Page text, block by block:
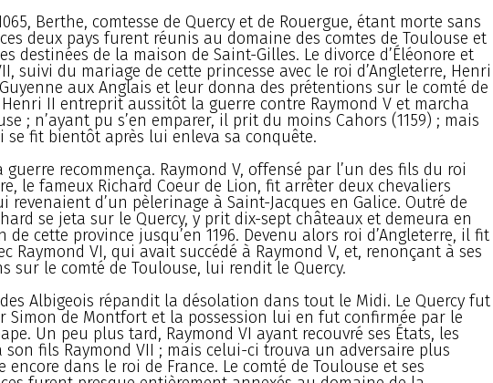
Berthe, comtesse de Quercy et de Rouergue, étant morte sans
deux pays furent réunis au domaine des comtes de Toulouse et
destinées de la maison de Saint-Gilles. Le divorce d’Éléonore et
suivi du mariage de cette princesse avec le roi d’Angleterre, Henri
aux Anglais et leur donna des prétentions sur le comté de
II entreprit aussitôt la guerre contre Raymond V et marcha
; n’ayant pu s’en emparer, il prit du moins Cahors (1159) ; mais
se fit bientôt après lui enleva sa conquête.
guerre recommença. Raymond V, offensé par l’un des fils du roi
le fameux Richard Coeur de Lion, fit arrêter deux chevaliers
revenaient d’un pèlerinage à Saint-Jacques en Galice. Outré de
se jeta sur le Quercy, y prit dix-sept châteaux et demeura en
de cette province jusqu’en 1196. Devenu alors roi d’Angleterre, il fit
Raymond VI, qui avait succédé à Raymond V, et, renonçant à ses
sur le comté de Toulouse, lui rendit le Quercy.
Albigeois répandit la désolation dans tout le Midi. Le Quercy fut
Simon de Montfort et la possession lui en fut confirmée par le
Un peu plus tard, Raymond VI ayant recouvré ses États, les
fils Raymond VII ; mais celui-ci trouva un adversaire plus
encore dans le roi de France. Le comté de Toulouse et ses